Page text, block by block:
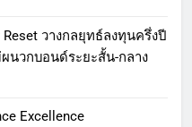
วางกลยุทธ์ลงทุนครึ่งปี
นวกบอนด์ระยะสั้น-กลาง
Excellence